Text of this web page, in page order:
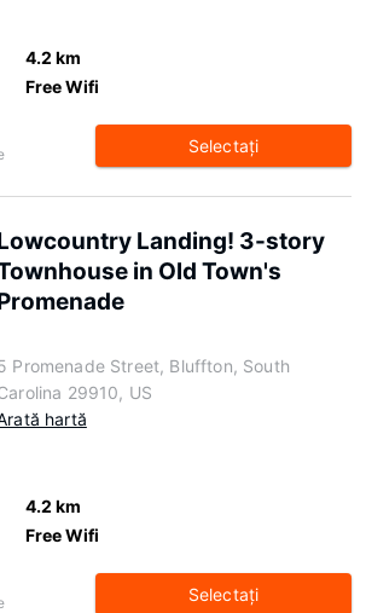
4.2 km
Free Wifi
Selectaţi
Landing! 3-story
in Old Town's
Promenade Street, Bluffton, South
29910, US
hartă
4.2 km
Free Wifi
Selectaţi